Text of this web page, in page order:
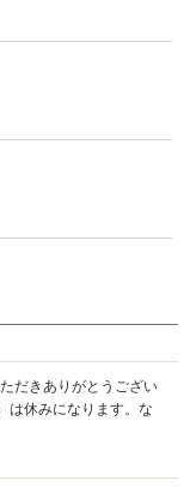
だきありがとうござい
は休みになります。な